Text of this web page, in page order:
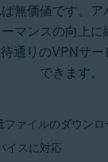
無価値です。
マンスの向上
通りのVPNサ
できます。
ァイルのダウンロ
イスに対応